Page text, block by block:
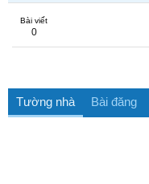
Bài viết
0
Tường nhà Bài đăng